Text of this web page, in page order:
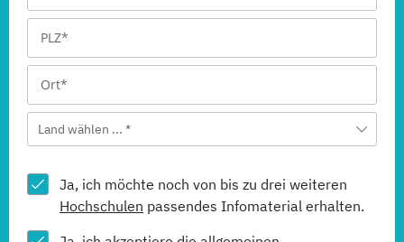
Land wählen ... *
Ja, ich möchte noch von bis zu drei weiteren
Hochschulen passendes Infomaterial erhalten.